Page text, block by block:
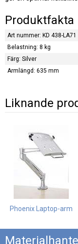
Produktfakta
Art nummer: KD 438-LA71
Belastning: 8 kg
Färg: Silver
Armlängd: 635 mm
Liknande
Phoenix Laptop-arm